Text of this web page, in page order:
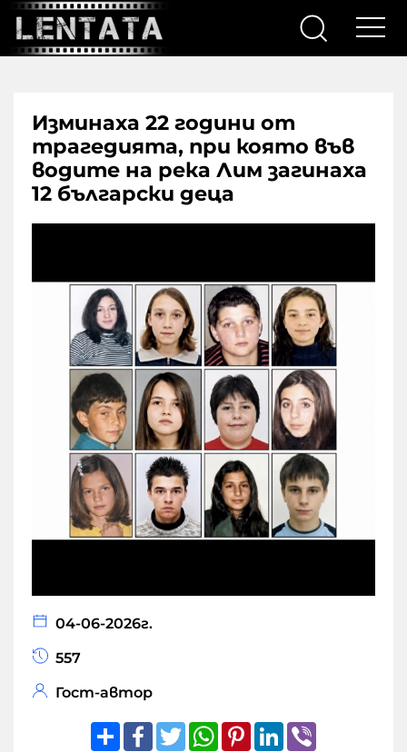
Изминаха 22 години от
трагедията, при която във
водите на река Лим загинаха
12 български деца
04-06-2026г.
557
Гост-автор
ShareFacebook
TwitterWhatsApp
Pinterest
LinkedIn